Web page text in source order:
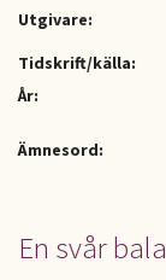
Utgivare:
Tidskrift/källa:
År:
Ämnesord:
En svår